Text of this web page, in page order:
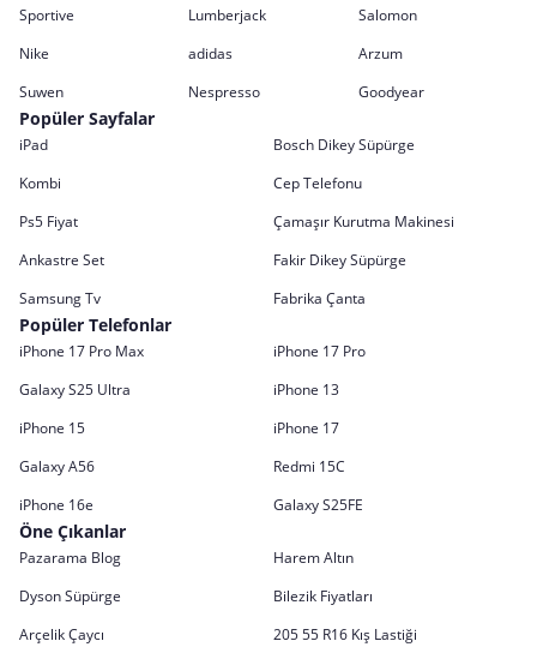
Sportive
Lumberjack
Salomon
Nike
adidas
Arzum
Suwen
Nespresso Goodyear
Popüler Sayfalar
iPad
Bosch Dikey Süpürge
Kombi
Cep Telefonu
Ps5 Fiyat
Çamaşır Kurutma Makinesi
Ankastre Set
Fakir Dikey Süpürge
Samsung Tv
Fabrika Çanta
Popüler Telefonlar
iPhone 17 Pro Max
iPhone 17 Pro
Galaxy S25 Ultra
iPhone 13
iPhone 15
iPhone 17
Galaxy A56
Redmi 15C
iPhone 16e
Galaxy S25FE
Öne Çıkanlar
Pazarama Blog
Harem Altın
Dyson Süpürge
Bilezik Fiyatları
Arçelik Çaycı
205 55 R16 Kış Lastiği